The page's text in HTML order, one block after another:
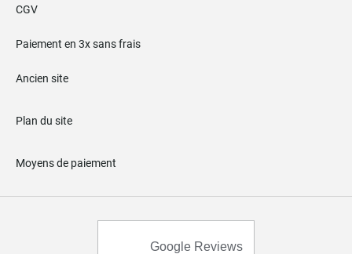
CGV
Paiement en 3x sans frais
Ancien site
Plan du site
Moyens de paiement
Google Reviews